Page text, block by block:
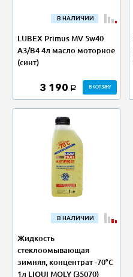
В НАЛИЧИИ
LUBEX Primus MV 5w40
A3/B4 4л масло моторное
(синт)
3 190 a В КОРЗИНУ
В НАЛИЧИИ
Жидкость
стеклоомывающая
зимняя, концентрат -70°С
1л LIQUI MOLY (35070)